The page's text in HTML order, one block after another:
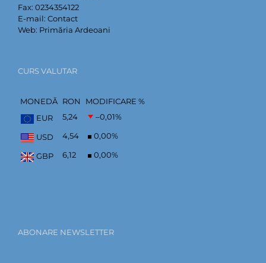
Fax: 0234354122
E-mail: Contact
Web: Primăria Ardeoani
CURS VALUTAR
MONEDĂ RON
MODIFICARE %
EUR
5,24 –0,01%
USD 4,54 0,00%
GBP 6,12 0,00%
ABONARE NEWSLETTER